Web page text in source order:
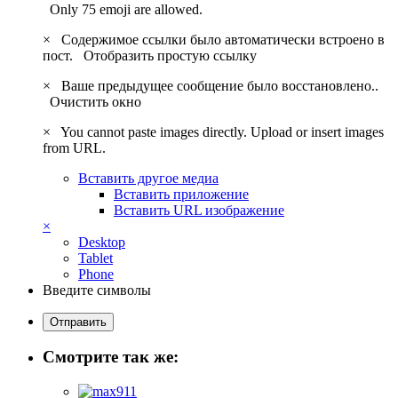
Only 75 emoji are allowed.
×
Содержимое ссылки было автоматически встроено в
пост. Отобразить простую ссылку
×
Ваше предыдущее сообщение было восстановлено..
Очистить окно
×
You cannot paste images directly. Upload or insert images
from URL.
Вставить другое медиа
Вставить приложение
Вставить URL изображение
×
Desktop
Tablet
Phone
Введите символы
Отправить
Смотрите так же: